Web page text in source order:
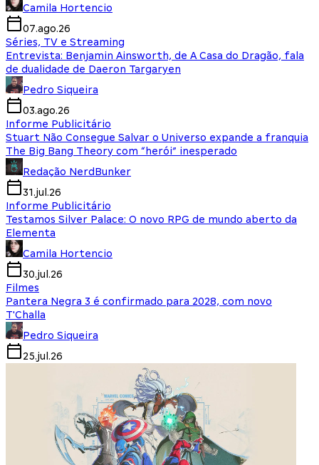
Camila Hortencio
07.ago.26
Séries, TV e Streaming
Entrevista: Benjamin Ainsworth, de A Casa do Dragão, fala
de dualidade de Daeron Targaryen
Pedro Siqueira
03.ago.26
Informe Publicitário
Stuart Não Consegue Salvar o Universo expande a franquia
The Big Bang Theory com “herói” inesperado
Redação NerdBunker
31.jul.26
Informe Publicitário
Testamos Silver Palace: O novo RPG de mundo aberto da
Elementa
Camila Hortencio
30.jul.26
Filmes
Pantera Negra 3 é confirmado para 2028, com novo
T'Challa
Pedro Siqueira
25.jul.26